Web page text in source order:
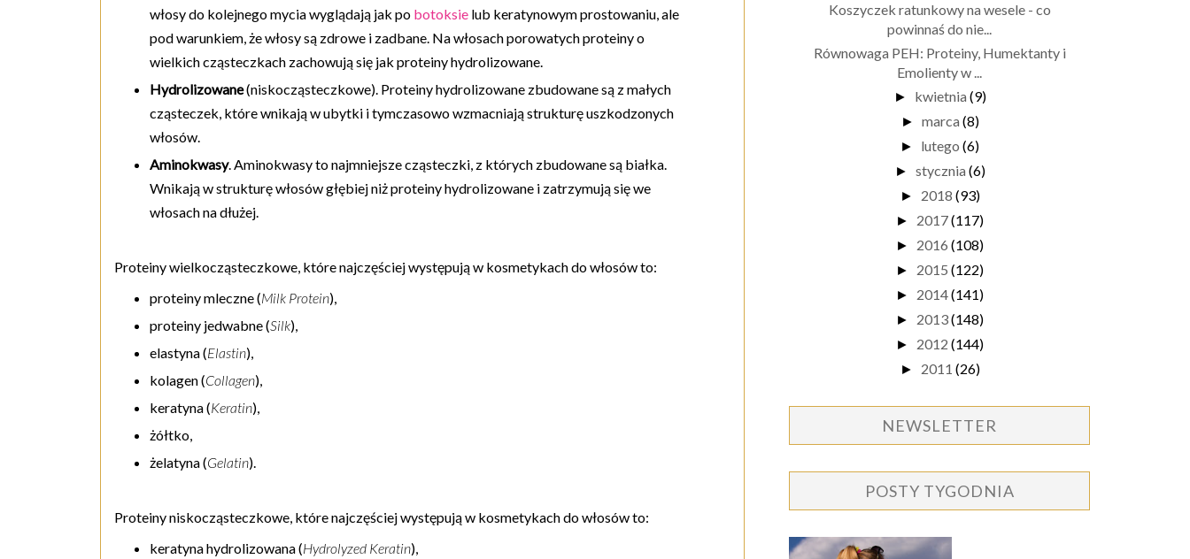
włosy do kolejnego mycia wyglądają jak po botoksie lub keratynowym prostowaniu, ale
pod warunkiem, że włosy są zdrowe i zadbane. Na włosach porowatych proteiny o
wielkich cząsteczkach zachowują się jak proteiny hydrolizowane.
Hydrolizowane(niskocząsteczkowe). Proteiny hydrolizowane zbudowane są z małych
cząsteczek, które wnikają w ubytki i tymczasowo wzmacniają strukturę uszkodzonych
włosów.
Aminokwasy. Aminokwasy to najmniejsze cząsteczki, z których zbudowane są białka.
Wnikają w strukturę włosów głębiej niż proteiny hydrolizowane i zatrzymują się we
włosach na dłużej.
Proteiny wielkocząsteczkowe, które najczęściej występują w kosmetykach do włosów to:
proteiny mleczne (Milk Protein),
proteiny jedwabne (Silk),
elastyna (Elastin),
kolagen (Collagen),
keratyna (Keratin),
żółtko,
żelatyna (Gelatin).
Proteiny niskocząsteczkowe, które najczęściej występują w kosmetykach do włosów to:
keratyna hydrolizowana (Hydrolyzed Keratin),
Koszyczek ratunkowy na wesele - co
powinnaś do nie...
Równowaga PEH: Proteiny, Humektanty i
Emolienty w ...
► kwietnia (9)
► marca (8)
► lutego (6)
► stycznia (6)
► 2018 (93)
► 2017(117)
► 2016 (108)
► 2015 (122)
► 2014(141)
► 2013(148)
► 2012 (144)
► 2011 (26)
NEWSLETTER
POSTY TYGODNIA